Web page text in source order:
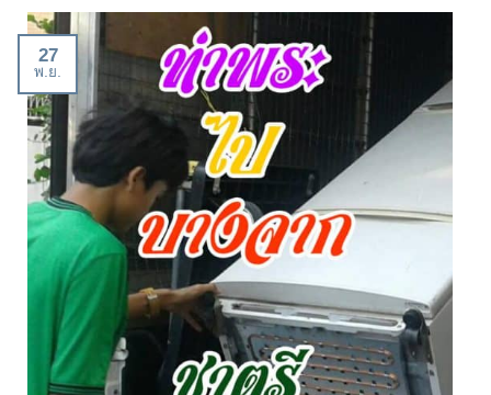
27
พ.ย.